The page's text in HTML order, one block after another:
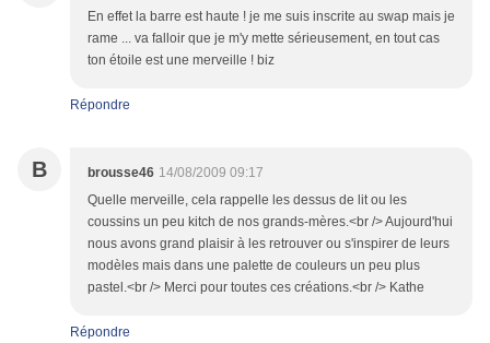
En effet la barre est haute ! je me suis inscrite au swap mais je
rame ... va falloir que je m'y mette sérieusement, en tout cas
ton étoile est une merveille ! biz
Répondre
B brousse46 14/08/2009 09:17
Quelle merveille, cela rappelle les dessus de lit ou les
coussins un peu kitch de nos grands-mères.<br /> Aujourd'hui
nous avons grand plaisir à les retrouver ou s'inspirer de leurs
modèles mais dans une palette de couleurs un peu plus
pastel.<br /> Merci pour toutes ces créations.<br /> Kathe
Répondre